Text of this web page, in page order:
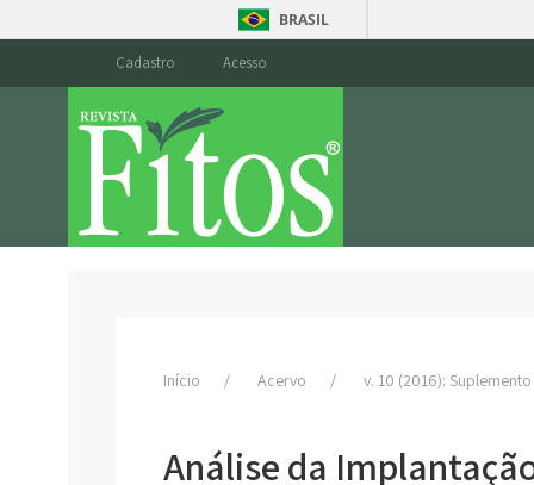
BRASIL
Cadastro Acesso
Início Acervo v. 10 (2016): Suplemento
Análise da